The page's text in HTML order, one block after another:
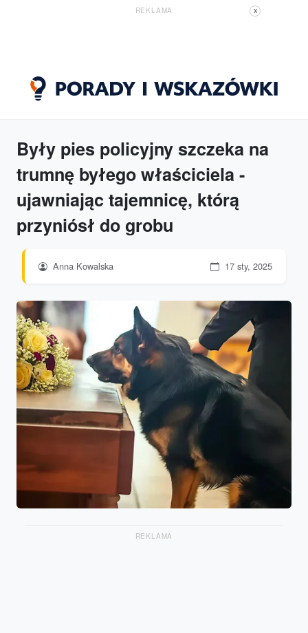
REKLAMA X
Były pies policyjny szczeka na
trumnę byłego właściciela -
ujawniając tajemnicę, którą
przyniósł do grobu
Anna Kowalska 17 sty, 2025
REKLAMA